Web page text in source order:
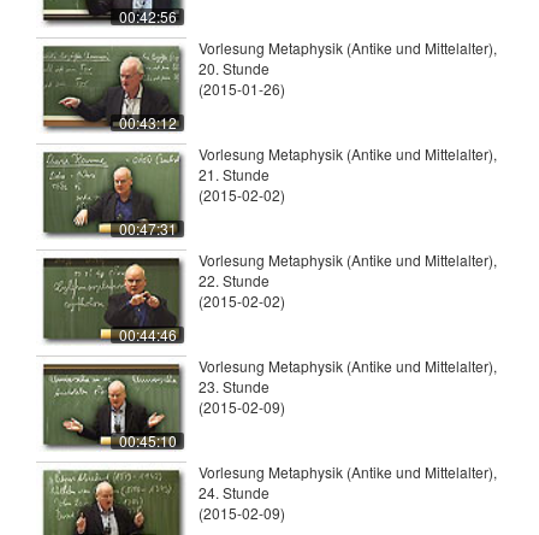
00:42:56
00:43:12
Vorlesung Metaphysik (Antike und Mittelalter),
20. Stunde
(2015-01-26)
00:47:31
Vorlesung Metaphysik (Antike und Mittelalter),
21. Stunde
(2015-02-02)
00:44:46
Vorlesung Metaphysik (Antike und Mittelalter),
22. Stunde
(2015-02-02)
00:45:10
Vorlesung Metaphysik (Antike und Mittelalter),
23. Stunde
(2015-02-09)
Vorlesung Metaphysik (Antike und Mittelalter),
24. Stunde
(2015-02-09)